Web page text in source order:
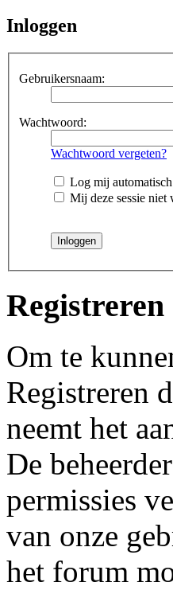
Inloggen
Gebruikersnaam:
Wachtwoord:
Wachtwoord vergeten?
Log mij
Mij deze sessie niet
Registreren
Om te
Registreren
neemt het
De
permissies
van onze
het forum